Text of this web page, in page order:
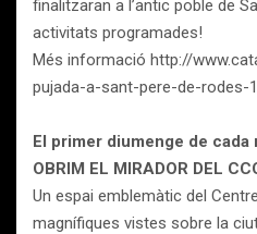
finalitzaran a l’antic poble de
activitats programades!
Més informació http://
pujada-a-sant-pere-de-rodes-
El primer diumenge de cada
OBRIM EL MIRADOR DEL
Un espai emblemàtic del
magnífiques vistes sobre la